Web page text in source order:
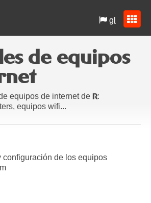
gl
de equipos
equipos de internet de R:
equipos wifi...
configuración de los equipos